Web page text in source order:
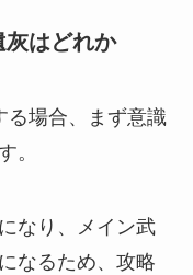
灰はどれか
る場合、まず意識
。
なり、メイン武
なるため、攻略